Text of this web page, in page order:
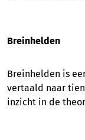
Breinhelden
Breinhelden is
vertaald naar
inzicht in de